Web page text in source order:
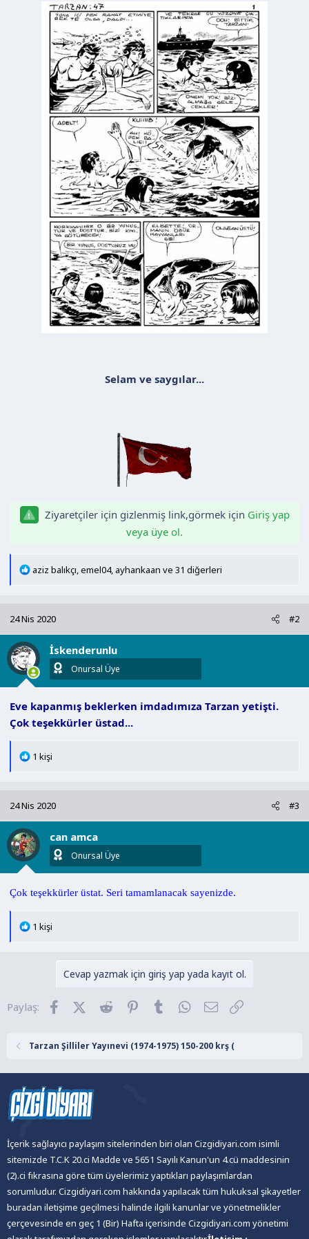
Selam ve saygılar...
Ziyaretçiler için gizlenmiş link,görmek için Giriş yap
veya üye ol.
T
i
l
e
r
:
aziz balıkçı,emel04, ayhankaan ve 31 diğerleri
24 Nis 2020 #2
İskenderunlu
Onursal Üye
Eve kapanmış beklerken imdadımıza Tarzan yetişti.
Çok teşekkürler üstad...
T
i
l
e
r
1 kişi
24 Nis 2020 #3
can amca
Onursal Üye
Çok teşekkürler üstat. Seri tamamlanacak sayenizde.
T
e
1 kişi
Cevap yazmak için giriş yap yada kayıt ol.
Paylaş: FacebookX (Twitter)
Reddit Pinterest
Tumblr WhatsApp
E-posta
Tarzan Şilliler Yayınevi (1974-1975) 150-200 krş (
İçerik sağlayıcı paylaşım sitelerinden biri olan Cizgidiyari.com isimli
sitemizde T.C.K 20.ci Madde ve 5651 Sayılı Kanun'un 4.cü maddesinin
(2).ci fıkrasına göre tüm üyelerimiz yaptıkları paylaşımlardan
sorumludur. Cizgidiyari.com hakkında yapılacak tüm hukuksal şikayetler
buradan iletişime geçilmesi halinde ilgili kanunlar ve yönetmelikler
çerçevesinde en geç 1 (Bir) Hafta içerisinde Cizgidiyari.com yönetimi